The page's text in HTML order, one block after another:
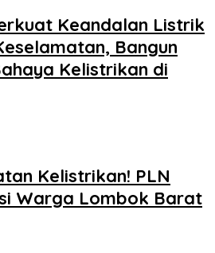
Keandalan Listrik
Bangun
Kelistrikan di
Kelistrikan! PLN
Warga Lombok Barat